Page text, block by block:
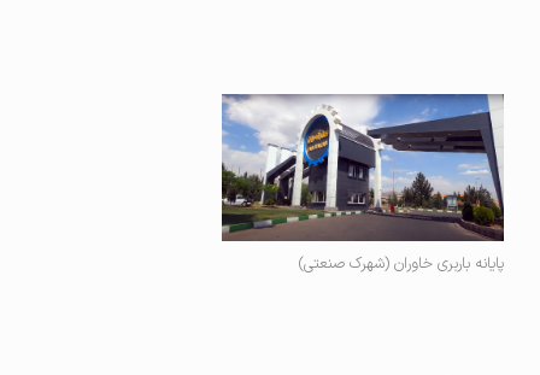
پایانه باربری خاوران (شهرک صنعتی)